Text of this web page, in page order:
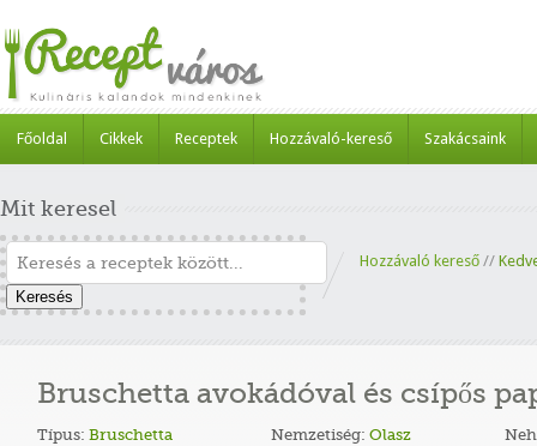
Főoldal Cikkek Receptek Hozzávaló-kereső Szakácsaink
Mit keresel
Keresés
Hozzávaló kereső //
Bruschetta avokádóval és csípős
Típus: Bruschetta Nemzetiség: Olasz